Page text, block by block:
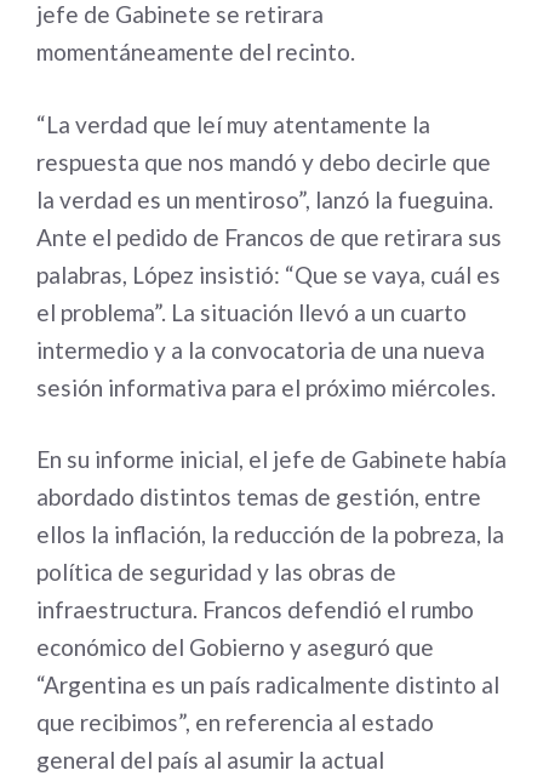
jefe de Gabinete se retirara
momentáneamente del recinto.
“La verdad que leí muy atentamente la
respuesta que nos mandó y debo decirle que
la verdad es un mentiroso”, lanzó la fueguina.
Ante el pedido de Francos de que retirara sus
palabras, López insistió: “Que se vaya, cuál es
el problema”. La situación llevó a un cuarto
intermedio y a la convocatoria de una nueva
sesión informativa para el próximo miércoles.
En su informe inicial, el jefe de Gabinete había
abordado distintos temas de gestión, entre
ellos la inflación, la reducción de la pobreza, la
política de seguridad y las obras de
infraestructura. Francos defendió el rumbo
económico del Gobierno y aseguró que
“Argentina es un país radicalmente distinto al
que recibimos”, en referencia al estado
general del país al asumir la actual